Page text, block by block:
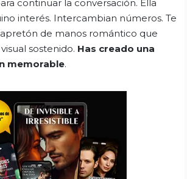
continuar la conversación. Ella
interés. Intercambian números. Te
de manos romántico que
sostenido. Has creado una
memorable.